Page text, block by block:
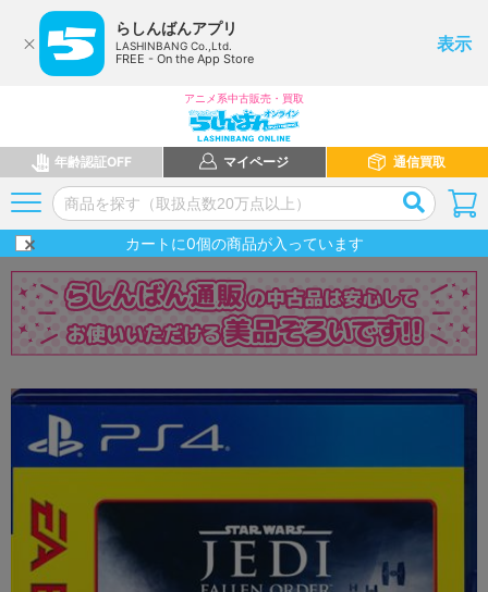
らしんばんアプリ
LASHINBANG Co.,Ltd.
FREE - On the App Store
表示
アニメ系中古販売・買取
年齢認証OFF マイページ 通信買取
カートに0個の商品が入っています